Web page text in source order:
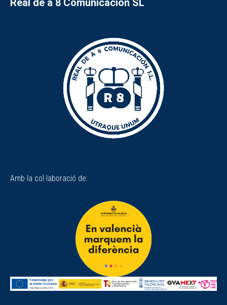
Real de a 8 Comunicación SL
Amb la col·laboració de: